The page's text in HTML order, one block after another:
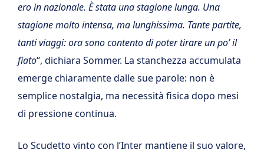
ero in nazionale. È stata una stagione lunga. Una
stagione molto intensa, ma lunghissima. Tante partite,
tanti viaggi: ora sono contento di poter tirare un po’ il
fiato“, dichiara Sommer. La stanchezza accumulata
emerge chiaramente dalle sue parole: non è
semplice nostalgia, ma necessità fisica dopo mesi
di pressione continua.
Lo Scudetto vinto con l’Inter mantiene il suo valore,